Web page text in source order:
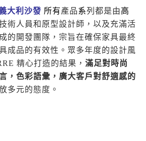
大利沙發 所有產品系列都是由高
技術人員和原型設計師，以及充滿活
的開發團隊，宗旨在確保家具最終
成品的有效性。眾多年度的設計風
精心打造的結果， 滿足對時尚
，色彩語彙，廣大客戶對舒適感的
多元的態度。